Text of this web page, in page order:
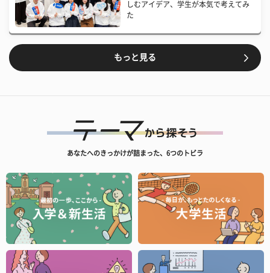
しむアイデア、学生が本気で考えてみ
た
もっと見る
あなたへのきっかけが詰まった、6つのトビラ